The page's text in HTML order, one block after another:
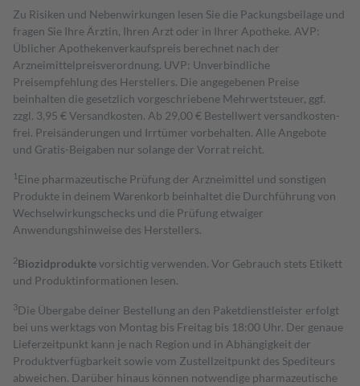
Zu Risiken und Nebenwirkungen lesen Sie die Packungsbeilage und
fragen Sie Ihre Ärztin, Ihren Arzt oder in Ihrer Apotheke. AVP:
Üblicher Apothekenverkaufspreis berechnet nach der
Arzneimittelpreisverordnung. UVP: Unverbindliche
Preisempfehlung des Herstellers. Die angegebenen Preise
beinhalten die gesetzlich vorgeschriebene Mehrwertsteuer, ggf.
zzgl. 3,95 € Versandkosten. Ab 29,00 € Bestell­wert versand­kosten­
frei. Preisänderungen und Irrtümer vorbehalten. Alle Angebote
und Gratis-Beigaben nur solange der Vorrat reicht.
1 Eine pharmazeutische Prüfung der Arzneimittel und sonstigen
Produkte in deinem Warenkorb beinhaltet die Durchführung von
Wechselwirkungschecks und die Prüfung etwaiger
Anwendungshinweise des Herstellers.
2Biozidproduktevorsichtig verwenden. Vor Gebrauch stets Etikett
und Produktinformationen lesen.
3Die Übergabe deiner Bestellung an den Paketdienstleister erfolgt
bei uns werktags von Montag bis Freitag bis 18:00 Uhr. Der genaue
Lieferzeitpunkt kann je nach Region und in Abhängigkeit der
Produktverfügbarkeit sowie vom Zustellzeitpunkt des Spediteurs
abweichen. Darüber hinaus können notwendige pharmazeutische